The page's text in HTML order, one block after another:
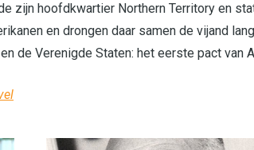
zijn hoofdkwartier Northern Territory en
en drongen daar samen de vijand
de Verenigde Staten: het eerste pact van